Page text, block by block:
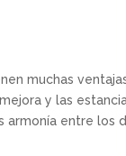
muchas
y las
armonía entre los